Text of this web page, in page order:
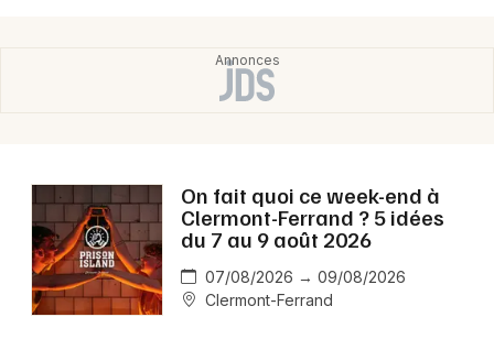
On fait quoi ce week-end à
Clermont-Ferrand ? 5 idées
du 7 au 9 août 2026
07/08/2026 → 09/08/2026
Clermont-Ferrand